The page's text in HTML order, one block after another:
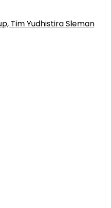
Tim Yudhistira Sleman